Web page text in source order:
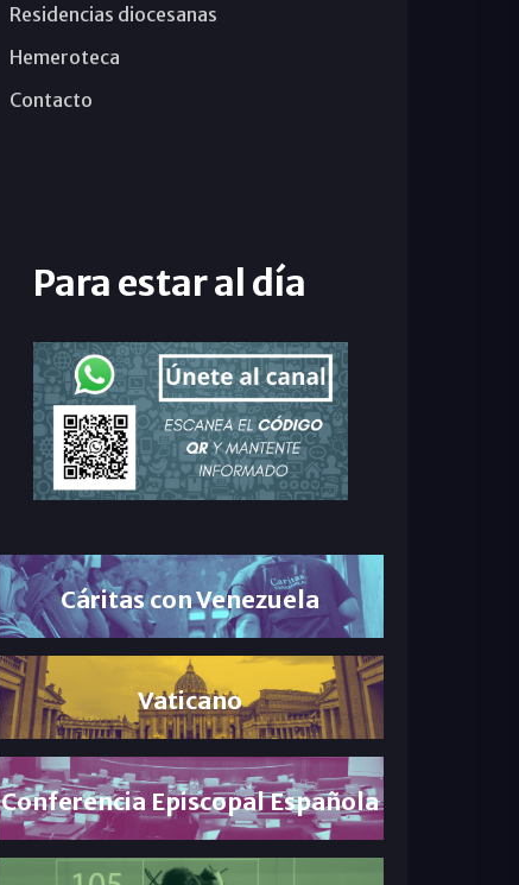
Residencias diocesanas
Hemeroteca
Contacto
Para estar al día
Cáritas con Venezuela
Vaticano
Conferencia Episcopal Española